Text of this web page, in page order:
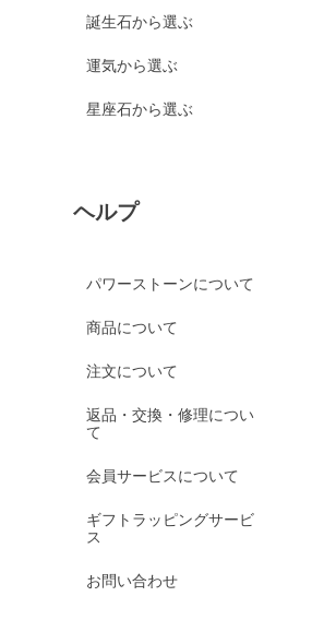
誕生石から選ぶ
運気から選ぶ
星座石から選ぶ
ヘルプ
パワーストーンについて
商品について
注文について
返品・交換・修理につい
て
会員サービスについて
ギフトラッピングサービ
ス
お問い合わせ